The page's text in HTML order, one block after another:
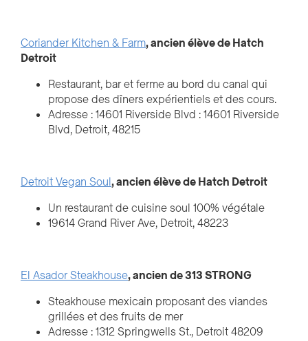
Coriander Kitchen & Farm, ancien élève de Hatch
Detroit
Restaurant, bar et ferme au bord du canal qui
propose des dîners expérientiels et des cours.
Adresse : 14601 Riverside Blvd : 14601 Riverside
Blvd, Detroit, 48215
Detroit Vegan Soul, ancien élève de Hatch Detroit
Un restaurant de cuisine soul 100% végétale
19614 Grand River Ave, Detroit, 48223
El Asador Steakhouse, ancien de 313 STRONG
Steakhouse mexicain proposant des viandes
grillées et des fruits de mer
Adresse : 1312 Springwells St., Detroit 48209